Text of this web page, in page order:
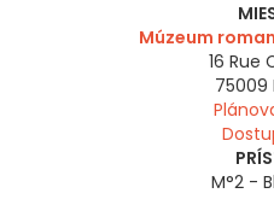
Múzeum
16 Rue
75009
M°2 -